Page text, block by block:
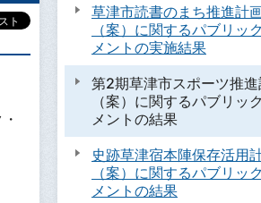
草津市読書のまち推進計
（案）に関するパブリッ
メントの実施結果
第2期草津市スポーツ推
（案）に関するパブリッ
メントの結果
史跡草津宿本陣保存活用
（案）に関するパブリッ
メントの結果